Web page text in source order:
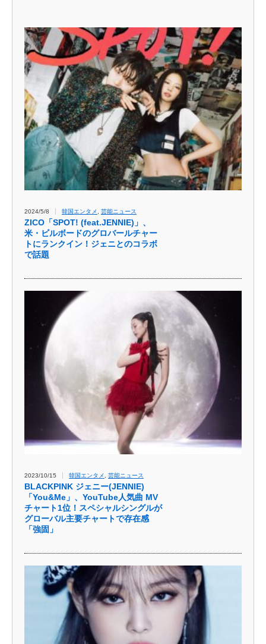
2024/5/8 韓国エンタメ 芸能ニュース
ZICO「SPOT! (feat.JENNIE)」、
米・ビルボードのグロバールチャー
トにランクイン！ジェニとのコラボ
で話題
2023/10/15 韓国エンタメ 芸能ニュース
BLACKPINK ジェニー(JENNIE)
「You&Me」、YouTube人気曲 MV
チャート1位！スペシャルシングルが
グローバル主要チャートで存在感
「強固」